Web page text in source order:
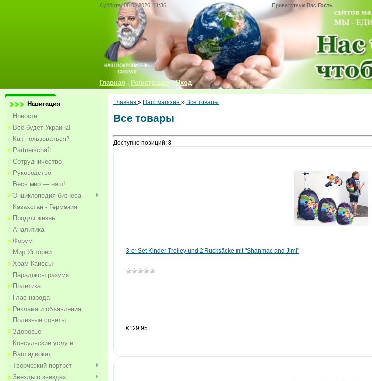
Суббота, 08.08.2026, 11:36 Приветствую Вас Гость
Главная Регистрация|Вход
Навигация
Новости
Всё будет Украина!
Как пользоваться?
Partnerschaft
Сотрудничество
Руководство
Весь мир — наш!
Энциклопедия бизнеса
Казахстан - Германия
Продли жизнь
Аналитика
Форум
Мир Истории
Храм Каиссы
Парадоксы разума
Политика
Глас народа
Реклама и объявления
Полезные советы
Здоровье
Консульские услуги
Ваш адвокат
Творческий портрет
Звёзды о звёздах
Главная » Наш магазин » Все товары
Все товары
Доступно позиций: 8
3-er Set Kinder-Trolley und 2 Rucksäcke mit "Shanmao and Jimi"
€129.95